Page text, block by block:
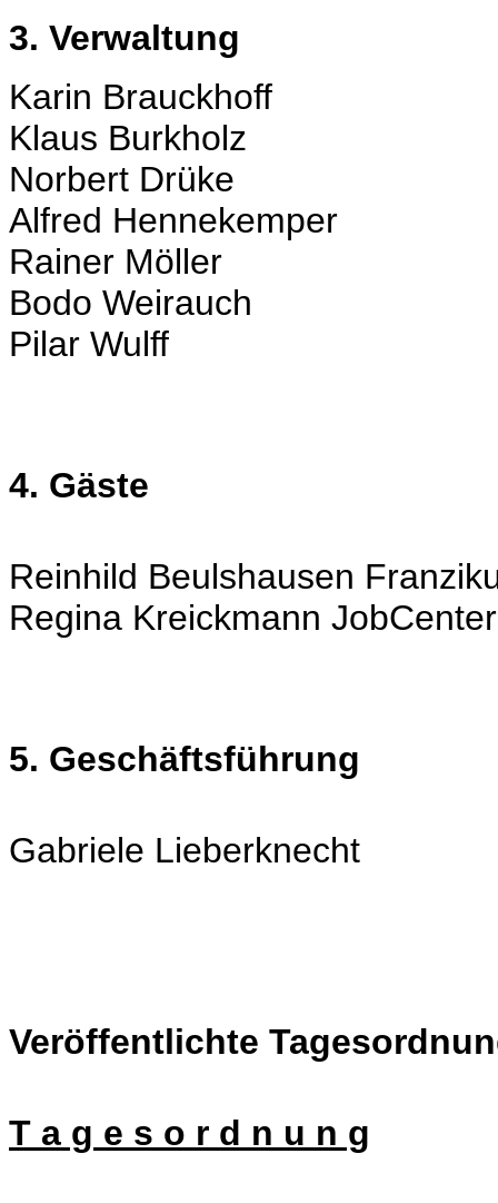
3. Verwaltung
Karin Brauckhoff
Klaus Burkholz
Norbert Drüke
Alfred Hennekemper
Rainer Möller
Bodo Weirauch
Pilar Wulff
4. Gäste
Reinhild Beulshausen
Regina Kreickmann
5. Geschäftsführung
Gabriele Lieberknecht
Veröffentlichte
T a g e s o r d n u n g